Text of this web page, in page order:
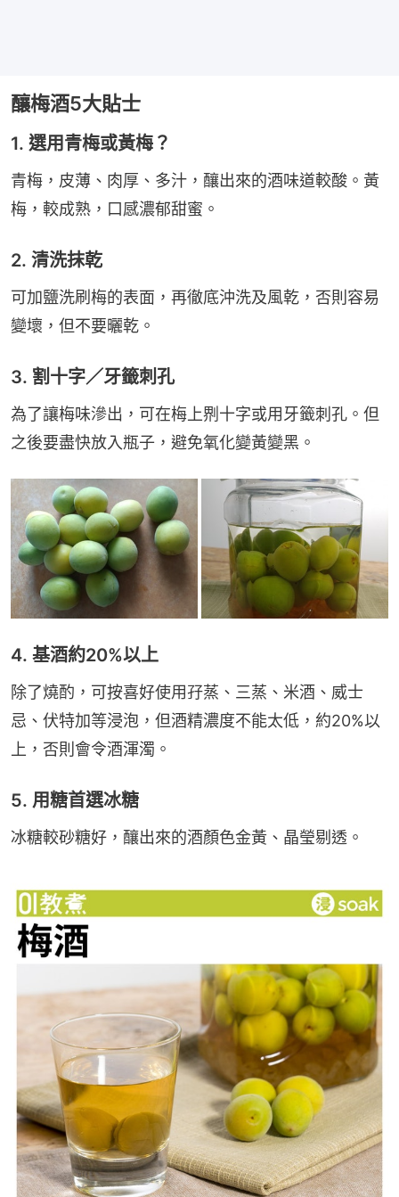
釀梅酒5大貼士
1. 選用青梅或黃梅？
青梅，皮薄、肉厚、多汁，釀出來的酒味道較酸。黃
梅，較成熟，口感濃郁甜蜜。
2. 清洗抹乾
可加鹽洗刷梅的表面，再徹底沖洗及風乾，否則容易
變壞，但不要曬乾。
3. 割十字／牙籤刺孔
為了讓梅味滲出，可在梅上𠝹十字或用牙籤刺孔。但
之後要盡快放入瓶子，避免氧化變黃變黑。
4. 基酒約20%以上
除了燒酌，可按喜好使用孖蒸、三蒸、米酒、威士
忌、伏特加等浸泡，但酒精濃度不能太低，約20%以
上，否則會令酒渾濁。
5. 用糖首選冰糖
冰糖較砂糖好，釀出來的酒顏色金黃、晶瑩剔透。